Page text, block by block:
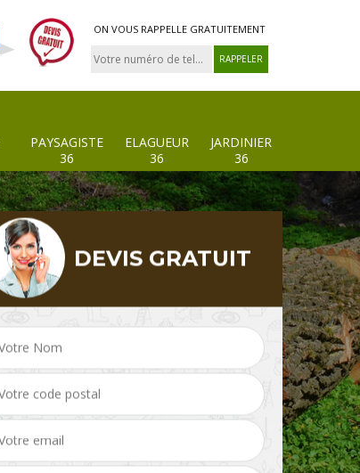
ON VOUS RAPPELLE GRATUITEMENT
PAYSAGISTE
36
ELAGUEUR
36
JARDINIER
36
Paysagiste 36 Elagueur 36
DEVIS GRATUIT